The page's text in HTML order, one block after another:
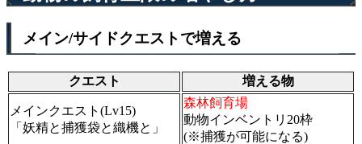
メイン/サイドクエストで増える
クエスト 増える物
メインクエスト(Lv15)
「妖精と捕獲袋と織機と」
森林飼育場
動物インベントリ20枠
(※捕獲が可能になる)